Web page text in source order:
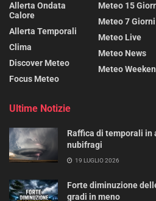
Allerta Ondata
Calore
Allerta Temporali
Clima
Discover Meteo
Focus Meteo
Meteo 15
Meteo 7 Giorni
Meteo Live
Meteo News
Meteo
Ultime Notizie
Raffica di temporali in
nubifragi
19 LUGLIO 2026
Forte diminuzione
gradi in meno